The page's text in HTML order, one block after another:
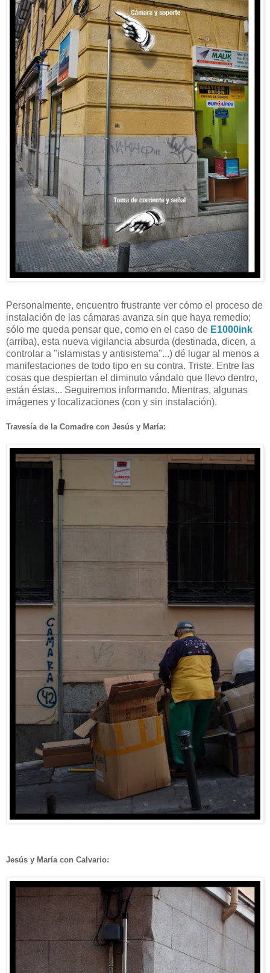
Personalmente, encuentro frustrante ver cómo el proceso de
instalación de las cámaras avanza sin que haya remedio;
sólo me queda pensar que, como en el caso de E1000ink
(arriba), esta nueva vigilancia absurda (destinada, dicen, a
controlar a "islamistas y antisistema"...) dé lugar al menos a
manifestaciones de todo tipo en su contra. Triste. Entre las
cosas que despiertan el diminuto vándalo que llevo dentro,
están éstas... Seguiremos informando. Mientras, algunas
imágenes y localizaciones (con y sin instalación).
Travesía de la Comadre con Jesús y María:
Jesús y María con Calvario: